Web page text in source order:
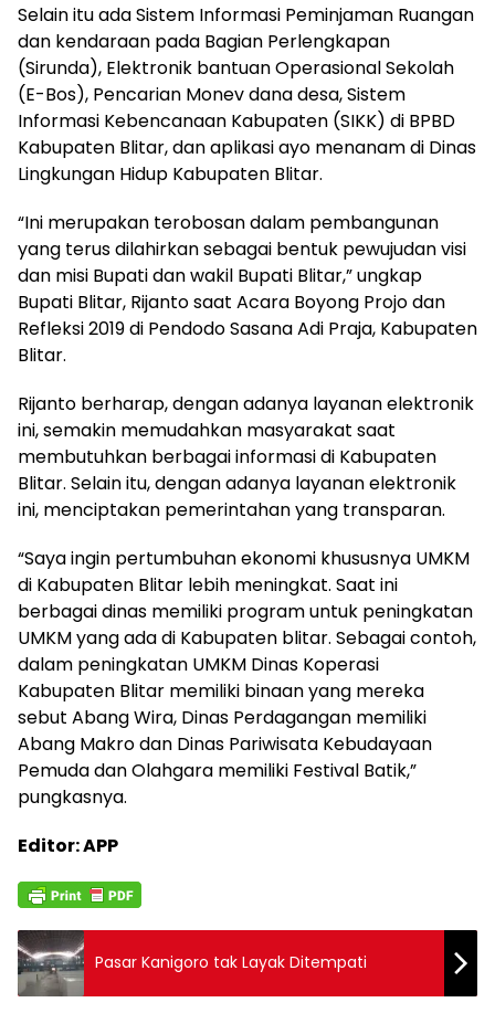
Selain itu ada Sistem Informasi Peminjaman Ruangan
dan kendaraan pada Bagian Perlengkapan
(Sirunda), Elektronik bantuan Operasional Sekolah
(E-Bos), Pencarian Monev dana desa, Sistem
Informasi Kebencanaan Kabupaten (SIKK) di BPBD
Kabupaten Blitar, dan aplikasi ayo menanam di Dinas
Lingkungan Hidup Kabupaten Blitar.
“Ini merupakan terobosan dalam pembangunan
yang terus dilahirkan sebagai bentuk pewujudan visi
dan misi Bupati dan wakil Bupati Blitar,” ungkap
Bupati Blitar, Rijanto saat Acara Boyong Projo dan
Refleksi 2019 di Pendodo Sasana Adi Praja, Kabupaten
Blitar.
Rijanto berharap, dengan adanya layanan elektronik
ini, semakin memudahkan masyarakat saat
membutuhkan berbagai informasi di Kabupaten
Blitar. Selain itu, dengan adanya layanan elektronik
ini, menciptakan pemerintahan yang transparan.
“Saya ingin pertumbuhan ekonomi khususnya UMKM
di Kabupaten Blitar lebih meningkat. Saat ini
berbagai dinas memiliki program untuk peningkatan
UMKM yang ada di Kabupaten blitar. Sebagai contoh,
dalam peningkatan UMKM Dinas Koperasi
Kabupaten Blitar memiliki binaan yang mereka
sebut Abang Wira, Dinas Perdagangan memiliki
Abang Makro dan Dinas Pariwisata Kebudayaan
Pemuda dan Olahgara memiliki Festival Batik,”
pungkasnya.
Editor: APP
Pasar Kanigoro tak Layak Ditempati